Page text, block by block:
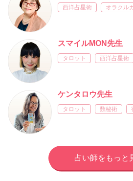
西洋占星術 オラクル
スマイルMON先生
タロット 西洋占星術
ケンタロウ先生
タロット 数秘術
占い師をもっと